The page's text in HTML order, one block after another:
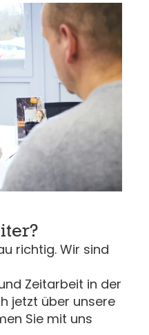
richtig. Wir sind
Zeitarbeit in der
jetzt über unsere
Sie mit uns